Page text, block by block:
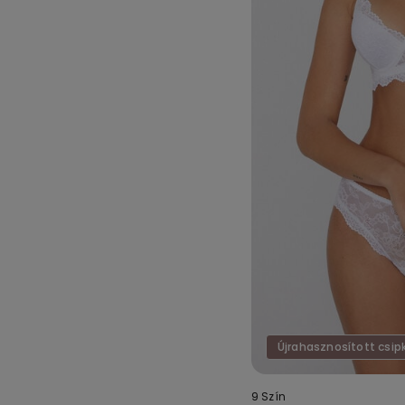
Újrahasznosított
9 Szín